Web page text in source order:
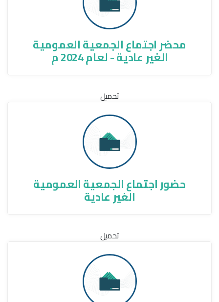
محضر اجتماع الجمعية العمومية
الغير عادية - لعام 2024 م
تحميل
حضور اجتماع الجمعية العمومية
الغير عادية
تحميل